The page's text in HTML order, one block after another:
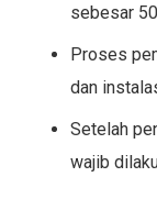
sebesar
Proses
dan
Setelah
wajib